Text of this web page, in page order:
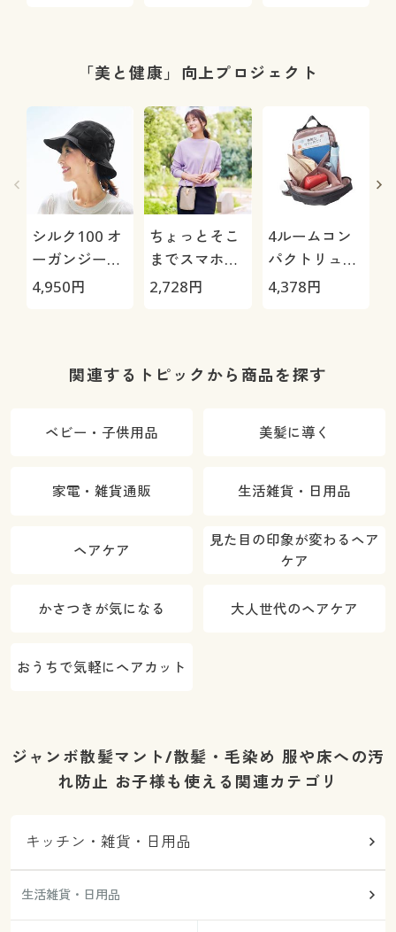
「美と健康」向上プロジェクト
シルク100 オ
ーガンジーUV
帽子
4,950円
ちょっとそこ
までスマホポ
シェット
2,728円
4ルームコン
パクトリュッ
ク
4,378円
関連するトピックから商品を探す
ベビー・子供用品 美髪に導く
家電・雑貨通販 生活雑貨・日用品
ヘアケア
見た目の印象が変わるヘア
ケア
かさつきが気になる 大人世代のヘアケア
おうちで気軽にヘアカット
ジャンボ散髪マント/散髪・毛染め 服や床への汚
れ防止 お子様も使える関連カテゴリ
キッチン・雑貨・日用品
生活雑貨・日用品